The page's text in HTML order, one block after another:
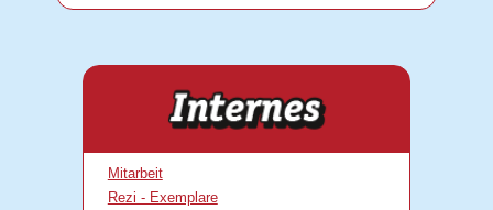
Mitarbeit
Rezi - Exemplare